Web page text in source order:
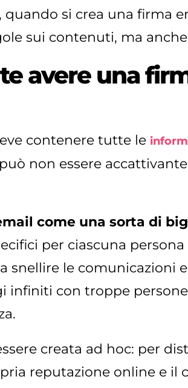
si crea una firma
sui contenuti, ma
avere una
contenere tutte le
non essere
come una sorta di
per ciascuna
snellire le
infiniti con troppe
creata ad hoc: per
reputazione online e il